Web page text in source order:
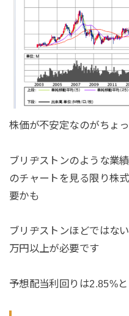
株価が不安定なのがちょ
ブリヂストンのような業
のチャートを見る限り株
要かも
ブリヂストンほどではな
万円以上が必要です
予想配当利回りは2.85%